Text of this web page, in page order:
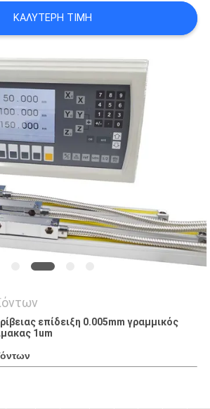
ΚΑΛΎΤΕΡΗ ΤΙΜΉ
επίδειξη 0.005mm γραμμικός
1um